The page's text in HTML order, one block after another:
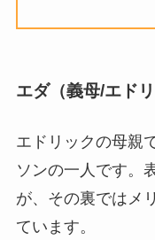
エダ（義母/エドリ
エドリックの母親
ソンの一人です。
が、その裏ではメ
ています。